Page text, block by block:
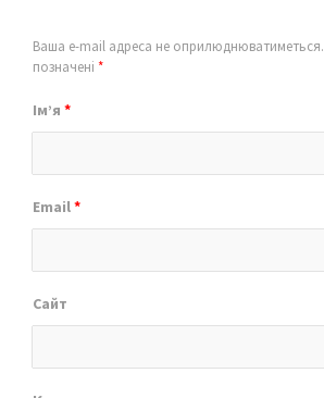
Ваша e-mail адреса не оприлюднюватиметься.
позначені *
Ім’я *
Email*
Сайт